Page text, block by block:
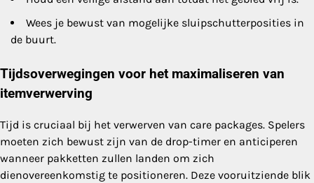
Wees je bewust van mogelijke sluipschutterposities in
de buurt.
Tijdsoverwegingen voor het maximaliseren van
itemverwerving
Tijd is cruciaal bij het verwerven van care packages. Spelers
moeten zich bewust zijn van de drop-timer en anticiperen
wanneer pakketten zullen landen om zich
dienovereenkomstig te positioneren. Deze vooruitziende blik